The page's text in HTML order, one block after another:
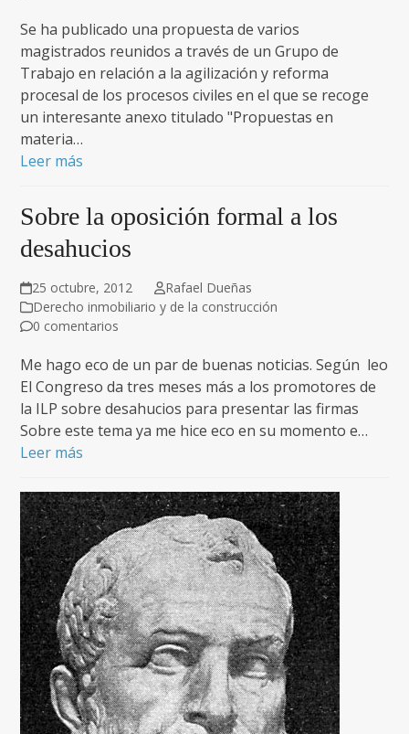
Se ha publicado una propuesta de varios
magistrados reunidos a través de un Grupo de
Trabajo en relación a la agilización y reforma
procesal de los procesos civiles en el que se recoge
un interesante anexo titulado "Propuestas en
materia…
Leer más
Sobre la oposición formal a los
desahucios
25 octubre, 2012
Rafael Dueñas
Derecho inmobiliario y de la construcción
0 comentarios
Me hago eco de un par de buenas noticias. Según leo
El Congreso da tres meses más a los promotores de
la ILP sobre desahucios para presentar las firmas
Sobre este tema ya me hice eco en su momento e…
Leer más